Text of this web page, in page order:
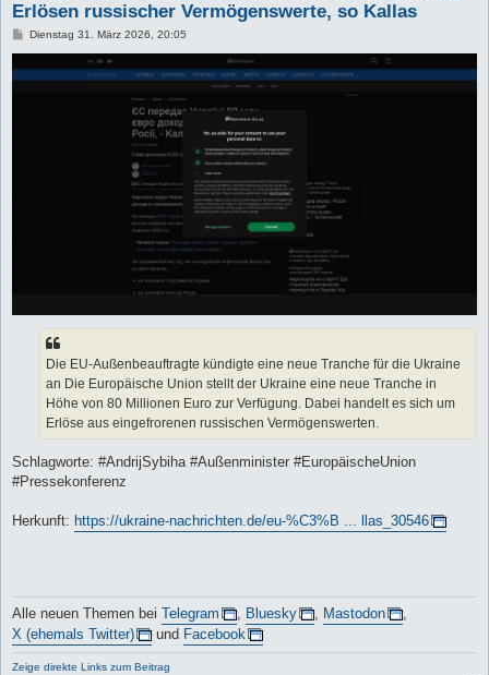
Erlösen russischer Vermögenswerte, so Kallas
B
t
Dienstag 31. März 2026, 20:05
Die EU-Außenbeauftragte kündigte eine neue Tranche für die Ukraine
an Die Europäische Union stellt der Ukraine eine neue Tranche in
Höhe von 80 Millionen Euro zur Verfügung. Dabei handelt es sich um
Erlöse aus eingefrorenen russischen Vermögenswerten.
Schlagworte: #AndrijSybiha #Außenminister #EuropäischeUnion
#Pressekonferenz
Herkunft: https://ukraine-nachrichten.de/eu-%C3%B ... llas_30546
Alle neuen Themen bei Telegram , Bluesky , Mastodon
,
X (ehemals Twitter)
und Facebook
Zeige direkte Links zum Beitrag